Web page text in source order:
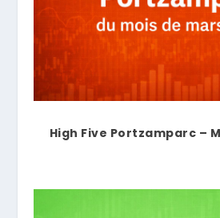
High Five Portzamparc –